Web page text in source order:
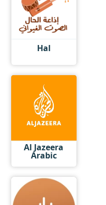
Hal
Al Jazeera
Arabic